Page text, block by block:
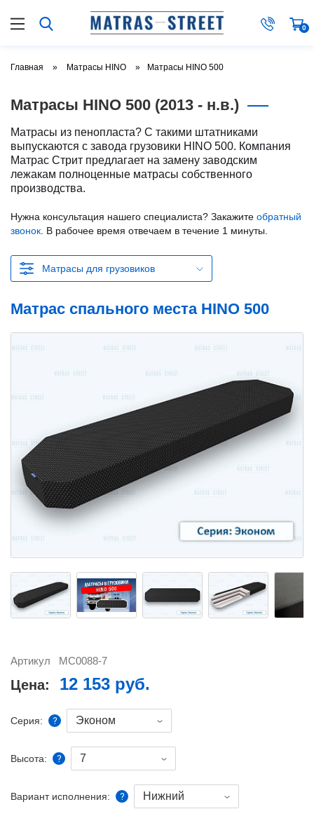
0
Главная Матрасы HINO Матрасы HINO 500
Матрасы HINO 500 (2013 - н.в.)
Матрасы из пенопласта? С такими штатниками
выпускаются с завода грузовики HINO 500. Компания
Матрас Стрит предлагает на замену заводским
лежакам полноценные матрасы собственного
производства.
Нужна консультация нашего специалиста? Закажите обратный
звонок . В рабочее время отвечаем в течение 1 минуты.
Матрасы для грузовиков
Матрас спального места HINO 500
Артикул MC0088-7
Цена: 12 153 руб.
Серия: Эконом
Высота: 7
Вариант исполнения: Нижний